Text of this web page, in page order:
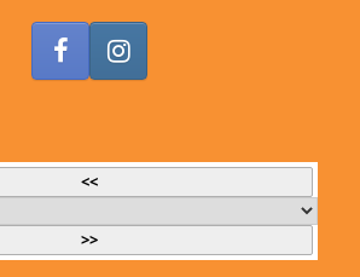
<<
>>